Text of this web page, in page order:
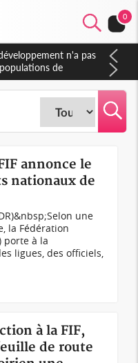
0
combattants issus de
annonce le
nationaux de
une
la Fédération
porte à la
ligues, des officiels,
à la FIF,
de route